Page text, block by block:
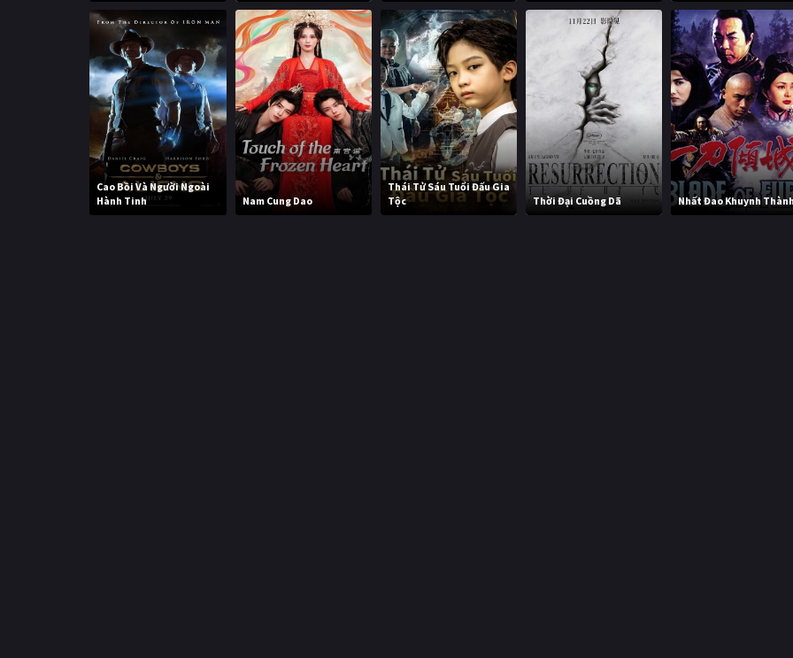
Cao Bồi Và Người Ngoài
Hành Tinh
Nam Cung Dao
Thái Tử Sáu Tuổi Đấu Gia
Tộc
Thời Đại Cuồng Dã Nhất Đao Khuynh